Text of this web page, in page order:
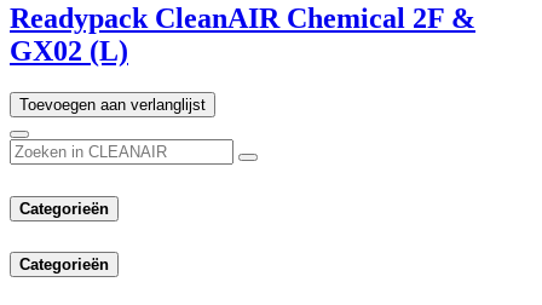
Readypack CleanAIR Chemical 2F &
GX02 (L)
Toevoegen aan verlanglijst
Categorieën
Categorieën